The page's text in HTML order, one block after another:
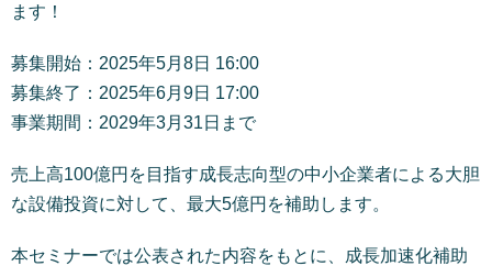
ます！
募集開始：2025年5月8日 16:00
募集終了：2025年6月9日 17:00
事業期間：2029年3月31日まで
売上高100億円を目指す成長志向型の中小企業者による大胆
な設備投資に対して、最大5億円を補助します。
本セミナーでは公表された内容をもとに、成長加速化補助